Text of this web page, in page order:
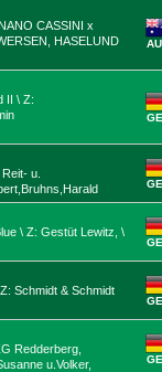
CASSINI x
HASELUND
II \ Z:
u.
\ Z: Gestüt Lewitz, \
Schmidt & Schmidt
Redderberg,
u.Volker,